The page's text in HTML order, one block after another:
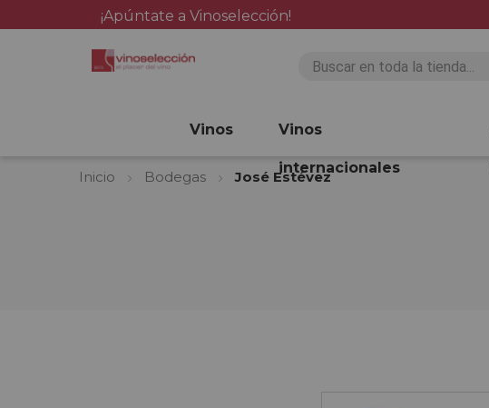
¡Apúntate a Vinoselección!
Vinos Vinos
internacionales
Inicio Bodegas José Estévez